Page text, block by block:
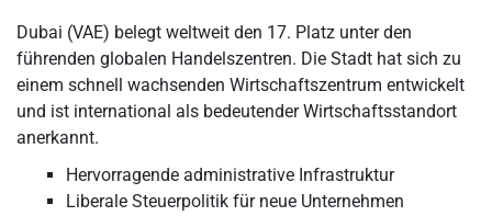
Dubai (VAE) belegt weltweit den 17. Platz unter den
führenden globalen Handelszentren. Die Stadt hat sich zu
einem schnell wachsenden Wirtschaftszentrum entwickelt
und ist international als bedeutender Wirtschaftsstandort
anerkannt.
Hervorragende administrative Infrastruktur
Liberale Steuerpolitik für neue Unternehmen